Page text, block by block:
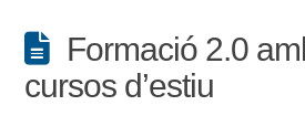
Formació 2.0
cursos d’estiu